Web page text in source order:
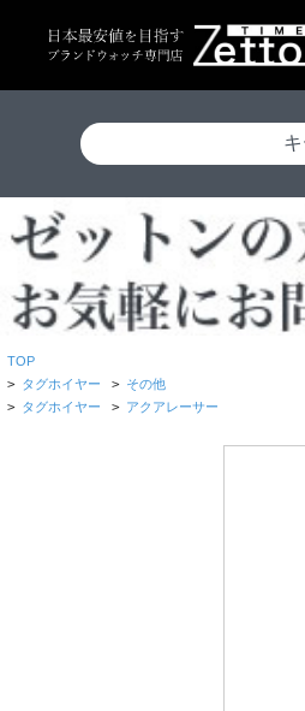
TOP
> タグホイヤー > その他
> タグホイヤー > アクアレーサー